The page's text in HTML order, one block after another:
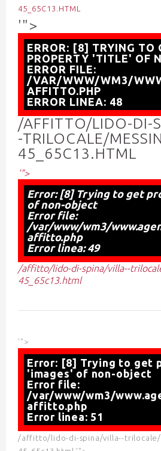
45_65C13.HTML
'">
ERROR: [8] TRYING TO
PROPERTY 'TITLE' OF
ERROR FILE:
/VAR/WWW/WM3/
AFFITTO.PHP
ERROR LINEA: 48
/AFFITTO/LIDO-DI-
-TRILOCALE/
45_65C13.HTML
'">
Error: [8] Trying to get
of non-object
Error file:
/var/www/wm3/
affitto.php
Error linea: 49
/affitto/lido-di-spina/villa--
45_65c13.html
'">
Error: [8] Trying to get
'images' of non-object
Error file:
/var/www/wm3/
affitto.php
Error linea: 51
/affitto/lido-di-spina/villa--trilocale/